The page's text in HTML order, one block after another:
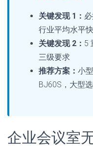
关键发现 1：
行业平均水平
关键发现 2： 5
三级要求
推荐方案： 小
BJ60S，大型
企业会议室